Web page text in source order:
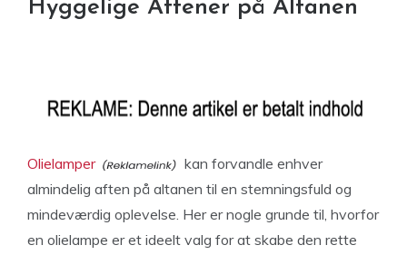
Hyggelige Aftener på Altanen
Olielamper
kan forvandle enhver
almindelig aften på altanen til en stemningsfuld og
mindeværdig oplevelse. Her er nogle grunde til, hvorfor
en olielampe er et ideelt valg for at skabe den rette